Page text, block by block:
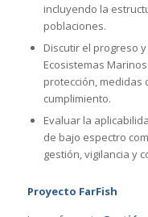
incluyendo la
poblaciones.
Discutir el progreso
Ecosistemas
protección, medidas
cumplimiento.
Evaluar la
de bajo espectro
gestión, vigilancia y
Proyecto FarFish